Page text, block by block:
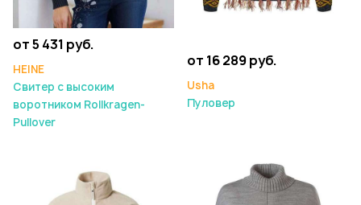
от 5 431 руб.
HEINE
Свитер с высоким
воротником Rollkragen-
Pullover
от 16 289 руб.
Usha
Пуловер